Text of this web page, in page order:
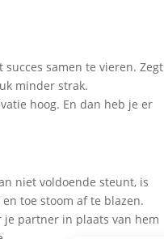
samen te vieren. Zegt
minder strak.
hoog. En dan heb je er
niet voldoende steunt, is
toe stoom af te blazen.
je partner in plaats van hem